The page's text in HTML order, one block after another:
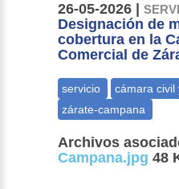
26-05-2026 |
Designación de
cobertura en la
Comercial de
Archivos
Campana.jpg 48